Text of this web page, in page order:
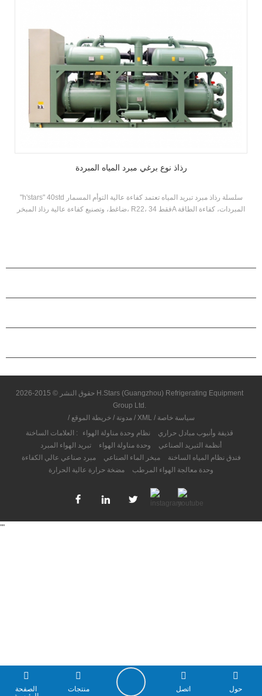
رذاذ نوع برغي مبرد المياه المبردة
"h'stars" 40std سلسلة رذاذ مبرد تبريد المياه تعتمد كفاءة عالية التوأم المسمار
ضاغط، وتصنيع كفاءة عالية رذاذ المبخر، R22، فقط 34A المبردات، كفاءة الطاقة
حقوق النشر © 2015-2026 H.Stars (Guangzhou) Refrigerating Equipment
Group Ltd.
/
مدونة /خريطة الموقع / XML / سياسة خاصة
العلامات الساخنة :
نظام وحدة مناولة الهواء
قذيفة وأنبوب مبادل حراري
تبريد الهواء المبرد
وحدة مناولة الهواء
أنظمة التبريد الصناعي
مبرد صناعي عالي الكفاءة
مبخر الماء الصناعي
فندق نظام المياه الساخنة
مضخة حرارة عالية الحرارة
وحدة معالجة الهواء المرطب
""
الصفحة
منتجات حول اتصل